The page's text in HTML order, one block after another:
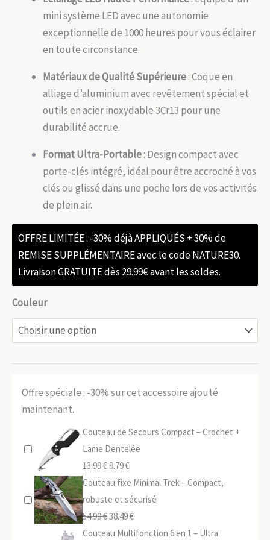
mini système LED avec une autonomie
exceptionnelle de 1000 heures pour vous éclairer
en toute circonstance.
Matériaux de Qualité Supérieure: Coque en
alliage d’aluminium avec revêtement spécial et
outils en acier inoxydable 3Cr13 pour une
durabilité accrue.
Format Ultra-Portable: Design compact avec
porte-clés intégré, idéal pour être accroché à vos
clés ou glissé dans une poche lors de vos activités
de plein air.
OFFRE LIMITÉE : -30% déjà APPLIQUÉS + 30% de
REMISE SUPPLÉMENTAIRE avec le code NATURE30.
Livraison GRATUITE dès 29.99€ avant les soldes.
Couleur
Offre spéciale : -30% sur cet accessoire ajouté
maintenant.
Couteau de Secours Compact – Crochet +
Lame Dentelée
13.99€Le
prix
initial
était :
13.99 €.
9.79€Le
prix
actuel
est :
9.79 €.
Couteau fixe Minimal Trek – Compact,
robuste et sécurisé
54.99€Le
prix
38.49€Le
prix
Couteau Multifonction 6 en 1 – Ultra